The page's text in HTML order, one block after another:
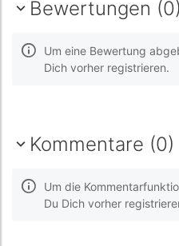
Bewertungen (0)
Um eine Bewertung
Dich vorher registrieren.
Kommentare (0)
Um die
Du Dich vorher